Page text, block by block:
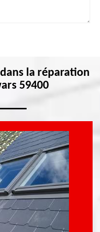
la réparation
59400